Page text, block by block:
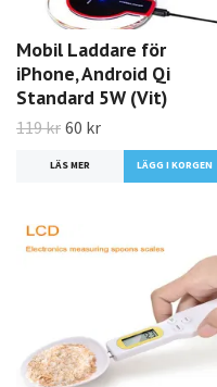
Mobil Laddare för
iPhone, Android Qi
Standard 5W (Vit)
119 kr 60 kr
LÄS MER